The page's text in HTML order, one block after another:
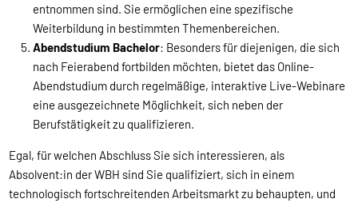
entnommen sind. Sie ermöglichen eine spezifische
Weiterbildung in bestimmten Themenbereichen.
Abendstudium Bachelor: Besonders für diejenigen, die sich
nach Feierabend fortbilden möchten, bietet das Online-
Abendstudium durch regelmäßige, interaktive Live-Webinare
eine ausgezeichnete Möglichkeit, sich neben der
Berufstätigkeit zu qualifizieren.
Egal, für welchen Abschluss Sie sich interessieren, als
Absolvent:in der WBH sind Sie qualifiziert, sich in einem
technologisch fortschreitenden Arbeitsmarkt zu behaupten, und